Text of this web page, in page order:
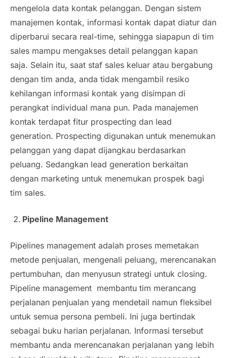
mengelola data kontak pelanggan. Dengan sistem
manajemen kontak, informasi kontak dapat diatur dan
diperbarui secara real-time, sehingga siapapun di tim
sales mampu mengakses detail pelanggan kapan
saja. Selain itu, saat staf sales keluar atau bergabung
dengan tim anda, anda tidak mengambil resiko
kehilangan informasi kontak yang disimpan di
perangkat individual mana pun. Pada manajemen
kontak terdapat fitur prospecting dan lead
generation. Prospecting digunakan untuk menemukan
pelanggan yang dapat dijangkau berdasarkan
peluang. Sedangkan lead generation berkaitan
dengan marketing untuk menemukan prospek bagi
tim sales.
Pipeline Management
Pipelines management adalah proses memetakan
metode penjualan, mengenali peluang, merencanakan
pertumbuhan, dan menyusun strategi untuk closing.
Pipeline management membantu tim merancang
perjalanan penjualan yang mendetail namun fleksibel
untuk semua persona pembeli. Ini juga bertindak
sebagai buku harian perjalanan. Informasi tersebut
membantu anda merencanakan perjalanan yang lebih